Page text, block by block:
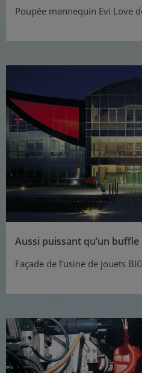
Poupée mannequin Evi Love
Aussi puissant qu’un buffle
Façade de l’usine de jouets